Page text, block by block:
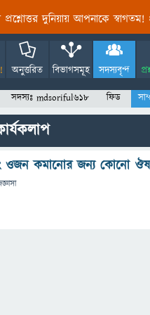
প্রশ্নোত্তর দুনিয়ায় আপনাকে স্বাগতম!
অনুত্তরিত বিভাগসমূহ সদস্যবৃন্দ
সদস্যঃ mdsoriful618 ফিড
ওজন কমানোর জন্য কোনো